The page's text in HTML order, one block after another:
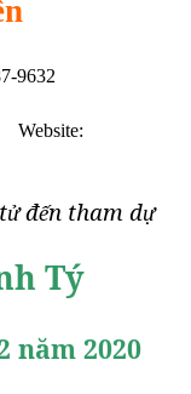
9632
Website:
ửđến tham dự
Tý
năm 2020